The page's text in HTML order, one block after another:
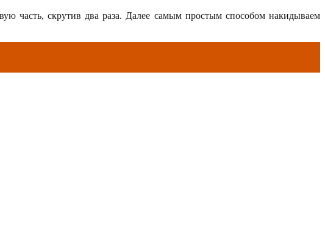
часть, скрутив два раза. Далее самым простым способом накидываем